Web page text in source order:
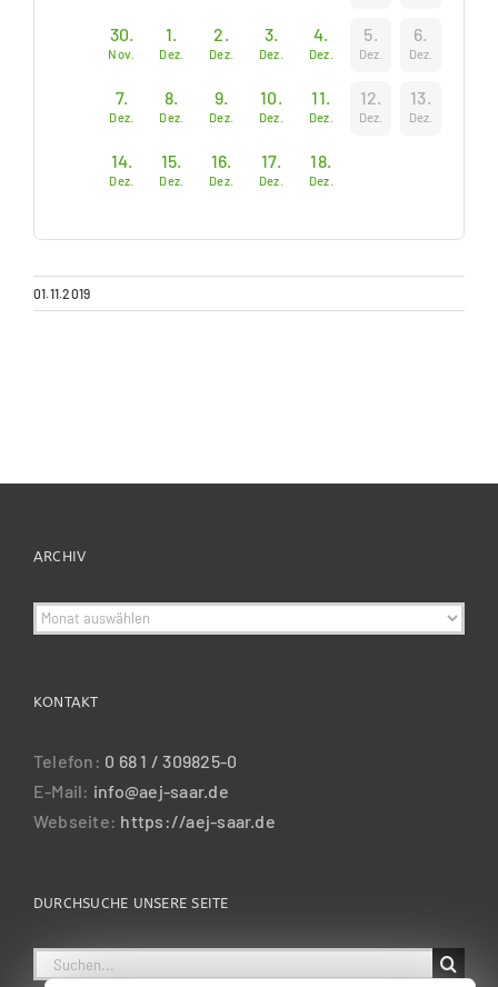
30.
Nov.
1.
Dez.
2.
Dez.
3.
Dez.
4.
Dez.
5.
Dez.
6.
Dez.
7.
Dez.
8.
Dez.
9.
Dez.
10.
Dez.
11.
Dez.
12.
Dez.
13.
Dez.
14.
Dez.
15.
Dez.
16.
Dez.
17.
Dez.
18.
Dez.
01.11.2019
ARCHIV
Archiv
KONTAKT
Telefon: 0 68 1 / 309825-0
E-Mail: info@aej-saar.de
Webseite: https://aej-saar.de
DURCHSUCHE UNSERE SEITE
Suche